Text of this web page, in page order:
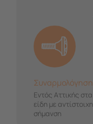
Συναρμολόγηση
Εντός Αττικής στα
είδη με αντίστοιχη
σήμανση